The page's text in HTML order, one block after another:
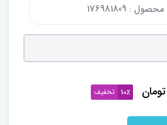
: 176981809
تومان 10٪ تخفیف